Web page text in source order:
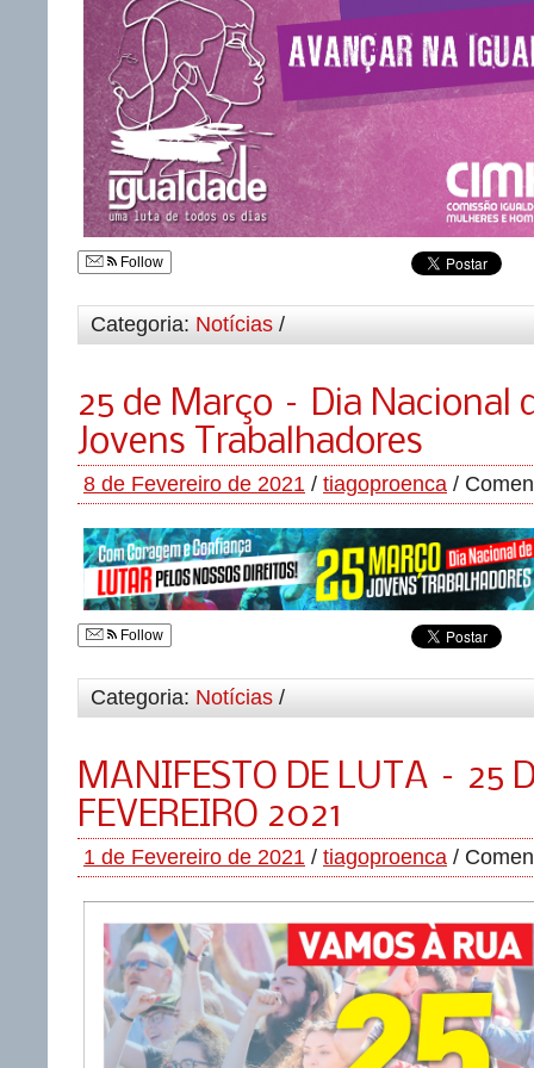
Follow
Categoria: Notícias /
25 de Março – Dia Nacional
Jovens Trabalhadores
8 de Fevereiro de 2021 / tiagoproenca /
Follow
Categoria: Notícias /
MANIFESTO DE LUTA – 25
FEVEREIRO 2021
1 de Fevereiro de 2021 / tiagoproenca /